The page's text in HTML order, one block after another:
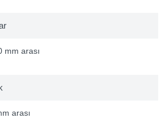
mm arası
arası